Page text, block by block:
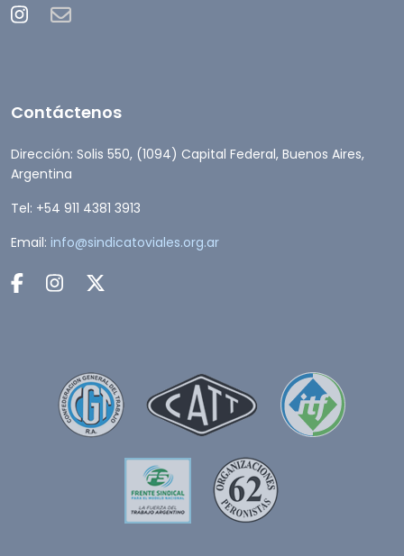
Contáctenos
Dirección: Solis 550, (1094) Capital Federal, Buenos Aires,
Argentina
Tel: +54 911 4381 3913
Email: info@sindicatoviales.org.ar